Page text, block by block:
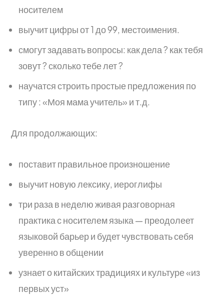
носителем
выучит цифры от 1 до 99, местоимения.
смогут задавать вопросы: как дела ? как тебя
зовут ? сколько тебе лет ?
научатся строить простые предложения по
типу : «Моя мама учитель» и т.д.
Для продолжающих:
поставит правильное произношение
выучит новую лексику, иероглифы
три раза в неделю живая разговорная
практика с носителем языка — преодолеет
языковой барьер и будет чувствовать себя
уверенно в общении
узнает о китайских традициях и культуре «из
первых уст»